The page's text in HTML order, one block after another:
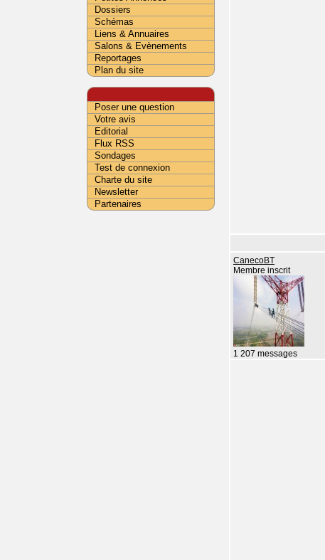
CanecoBT
Membre inscrit
1 207 messages
Dossiers
Schémas
Liens & Annuaires
Salons & Evènements
Reportages
Plan du site
Poser une question
Votre avis
Editorial
Flux RSS
Sondages
Test de connexion
Charte du site
Newsletter
Partenaires